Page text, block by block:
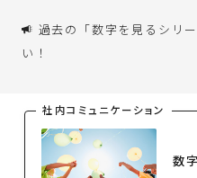
過去の「数字を見るシリ
い！
社内コミュニケーション
数